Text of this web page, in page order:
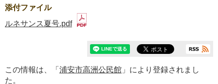
添付ファイル
ルネサンス夏号.pdf
この情報は、「 浦安市高洲公民館 」により登録されまし
た。